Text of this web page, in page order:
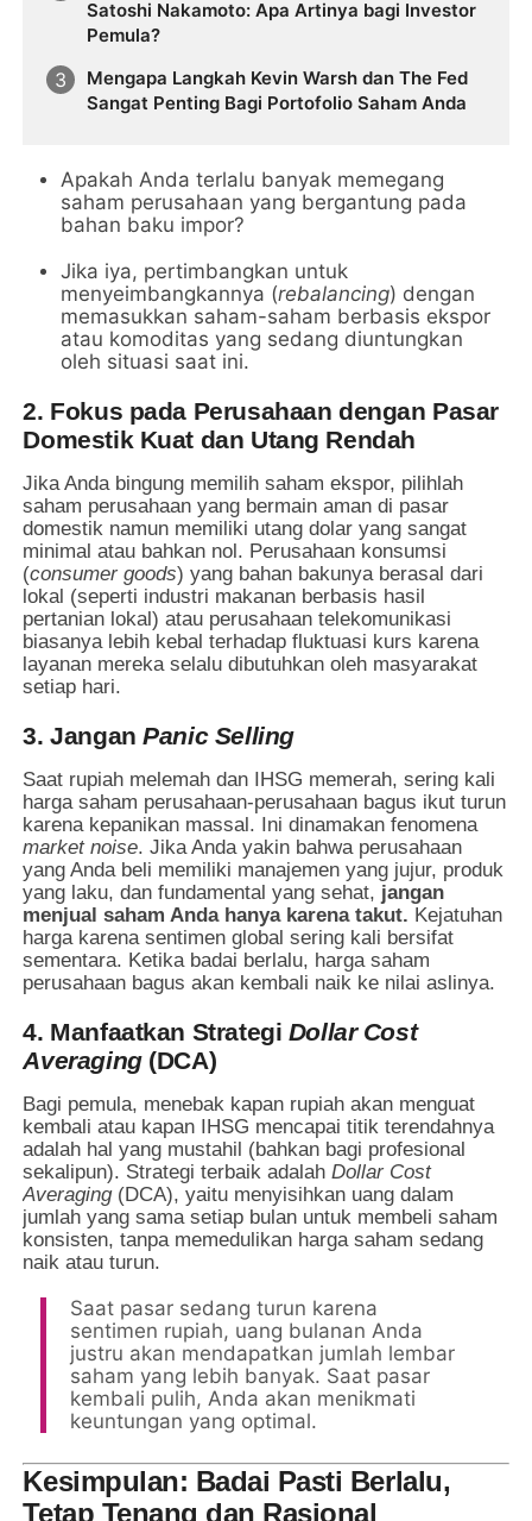
Satoshi Nakamoto: Apa Artinya bagi Investor
Pemula?
Mengapa Langkah Kevin Warsh dan The Fed
Sangat Penting Bagi Portofolio Saham Anda
Apakah Anda terlalu banyak memegang
saham perusahaan yang bergantung pada
bahan baku impor?
Jika iya, pertimbangkan untuk
menyeimbangkannya (rebalancing) dengan
memasukkan saham-saham berbasis ekspor
atau komoditas yang sedang diuntungkan
oleh situasi saat ini.
2. Fokus pada Perusahaan dengan Pasar
Domestik Kuat dan Utang Rendah
Jika Anda bingung memilih saham ekspor, pilihlah
saham perusahaan yang bermain aman di pasar
domestik namun memiliki utang dolar yang sangat
minimal atau bahkan nol. Perusahaan konsumsi
(consumer goods) yang bahan bakunya berasal dari
lokal (seperti industri makanan berbasis hasil
pertanian lokal) atau perusahaan telekomunikasi
biasanya lebih kebal terhadap fluktuasi kurs karena
layanan mereka selalu dibutuhkan oleh masyarakat
setiap hari.
3. JanganPanic Selling
Saat rupiah melemah dan IHSG memerah, sering kali
harga saham perusahaan-perusahaan bagus ikut turun
karena kepanikan massal. Ini dinamakan fenomena
market noise. Jika Anda yakin bahwa perusahaan
yang Anda beli memiliki manajemen yang jujur, produk
yang laku, dan fundamental yang sehat, jangan
menjual saham Anda hanya karena takut. Kejatuhan
harga karena sentimen global sering kali bersifat
sementara. Ketika badai berlalu, harga saham
perusahaan bagus akan kembali naik ke nilai aslinya.
4. Manfaatkan Strategi Dollar Cost
Averaging(DCA)
Bagi pemula, menebak kapan rupiah akan menguat
kembali atau kapan IHSG mencapai titik terendahnya
adalah hal yang mustahil (bahkan bagi profesional
sekalipun). Strategi terbaik adalahDollar Cost
Averaging(DCA), yaitu menyisihkan uang dalam
jumlah yang sama setiap bulan untuk membeli saham
konsisten, tanpa memedulikan harga saham sedang
naik atau turun.
Saat pasar sedang turun karena
sentimen rupiah, uang bulanan Anda
justru akan mendapatkan jumlah lembar
saham yang lebih banyak. Saat pasar
kembali pulih, Anda akan menikmati
keuntungan yang optimal.
Kesimpulan: Badai Pasti Berlalu,
Tetap Tenang dan Rasional